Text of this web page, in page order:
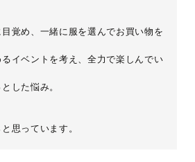
覚め、一緒に服を選んでお買い物を
イベントを考え、全力で楽しんでい
した悩み。
思っています。